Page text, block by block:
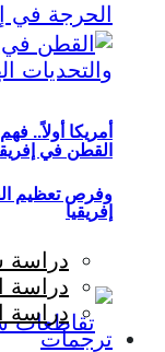
أمريكا أولاً..
إفريقيا
القطن في
وفرص تعظيم
دراسة
دراسة
دراسة
ترجمات